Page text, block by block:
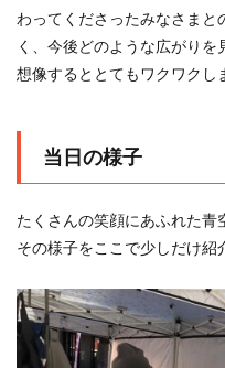
わってくださったみなさまと
く、今後どのような広がりを
想像するととてもワクワクし
当日の様子
たくさんの笑顔にあふれた青
その様子をここで少しだけ紹